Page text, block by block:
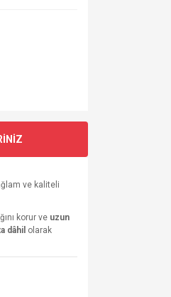
ve kaliteli
korur ve uzun
dâhil olarak